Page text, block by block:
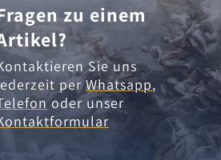
zu einem
Sie uns
perWhatsapp,
oder unser